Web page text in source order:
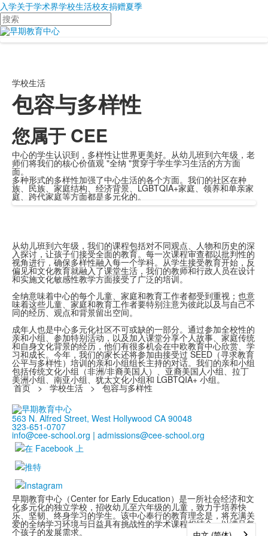
入学关于学术界学校生活校友捐赠夏季
搜
索
学校生活
包容与多样性
您属于 CEE
中心的学生认识到，多样性让世界更美好。从幼儿班到六年级，老
师们将我们的核心价值观 "全纳 "贯穿于学生学习生活的方方面
面。
多种形式的多样性加强了中心生活的各个方面。我们的社区在种
族、民族、家庭结构、经济背景、LGBTQIA+家庭、领养和单亲家
庭、跨代家庭等方面都是多元化的。
从幼儿班到六年级，我们的课程包括对不同观点、人物和历史的深
入探讨，让孩子们接受全面的教育。每一次课程审查都以批判性的
视角进行，确保多样性融入每一个学科。从学生接受教育开始，反
偏见和文化教育就融入了课堂生活，我们的教师和行政人员在设计
和实施文化敏感性教学方面接受了广泛的培训。
全纳意味着中心的每个儿童、家庭和教育工作者都受到重视；也意
味着这些儿童、家庭和教育工作者要特别注意为彼此以及与自己不
同的经历、观点和背景留出空间。
成年人也是中心多元化社区不可或缺的一部分。通过参加全校性的
亲和小组、参加特别活动，以及加入课堂分享个人故事、家庭传统
和自身文化背景的经历，他们有很多机会在中欧教育中心欣赏、学
习和成长。今年，我们的家长还将参加由接受过 SEED（寻求教育
公平与多样性）培训的亲和小组组长主持的对话。我们的亲和小组
包括传统文化小组（非洲/非裔美国人）、亚裔美国人小组、拉丁
美洲小组、南亚小组、犹太文化小组和 LGBTQIA+ 小组。
首页 > 学校生活 > 包容与多样性
563 N. Alfred Street, West Hollywood CA 90048
323-651-0707
info@cee-school.org | admissions@cee-school.org
早期教育中心（Center for Early Education）是一所社会经济和文
化多元化的独立学校，招收幼儿至六年级的儿童，致力于培养快
乐、坚韧、终身学习的学生。该中心奉行的教育理念是，将充满关
爱的全纳学习环境与日益具有挑战性的学术课程相结合，以满足每
个孩子的发展需求。